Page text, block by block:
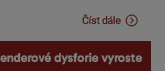
Číst dále
dysforie vyroste